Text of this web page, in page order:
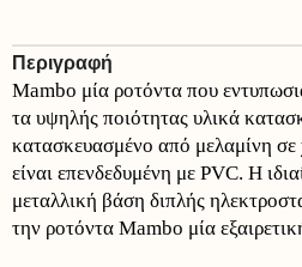
Περιγραφή
Mambo μία ροτόντα που
τα υψηλής ποιότητας υλικά
κατασκευασμένο από μελαμίνη
είναι επενδεδυμένη με PVC. Η
μεταλλική βάση διπλής
την ροτόντα Mambo μία